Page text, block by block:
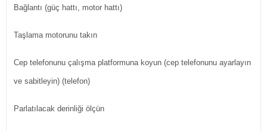
Bağlantı (güç hattı, motor hattı)
Taşlama motorunu takın
Cep telefonunu çalışma platformuna koyun (cep telefonunu ayarlayın
ve sabitleyin) (telefon)
Parlatılacak derinliği ölçün